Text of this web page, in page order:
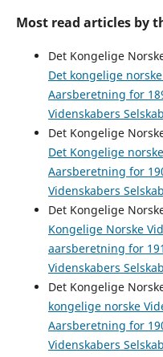
Most read articles by
Det Kongelige
Det kongelige
Aarsberetning for
Videnskabers
Det Kongelige
Det Kongelige
Aarsberetning for
Videnskabers
Det Kongelige
Kongelige Norske
aarsberetning for
Videnskabers
Det Kongelige
kongelige norske
Aarsberetning for
Videnskabers